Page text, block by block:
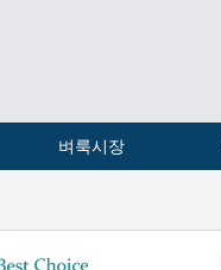
벼룩시장